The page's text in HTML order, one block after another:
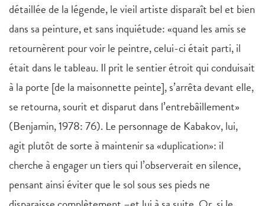
détaillée de la légende, le vieil artiste disparaît bel et bien
dans sa peinture, et sans inquiétude: «quand les amis se
retournèrent pour voir le peintre, celui-ci était parti, il
était dans le tableau. Il prit le sentier étroit qui conduisait
à la porte [de la maisonnette peinte], s’arrêta devant elle,
se retourna, sourit et disparut dans l’entrebâillement»
(Benjamin, 1978: 76). Le personnage de Kabakov, lui,
agit plutôt de sorte à maintenir sa «duplication»: il
cherche à engager un tiers qui l’observerait en silence,
pensant ainsi éviter que le sol sous ses pieds ne